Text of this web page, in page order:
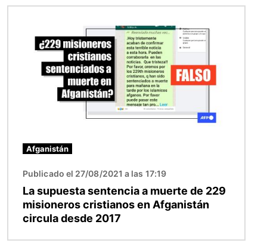
Afganistán
Publicado el 27/08/2021 a las 17:19
La supuesta sentencia a muerte de 229
misioneros cristianos en Afganistán
circula desde 2017